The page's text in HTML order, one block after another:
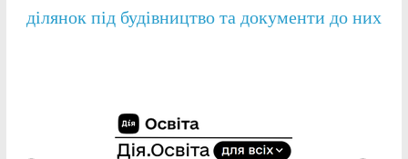
ділянок під будівництво та документи до них